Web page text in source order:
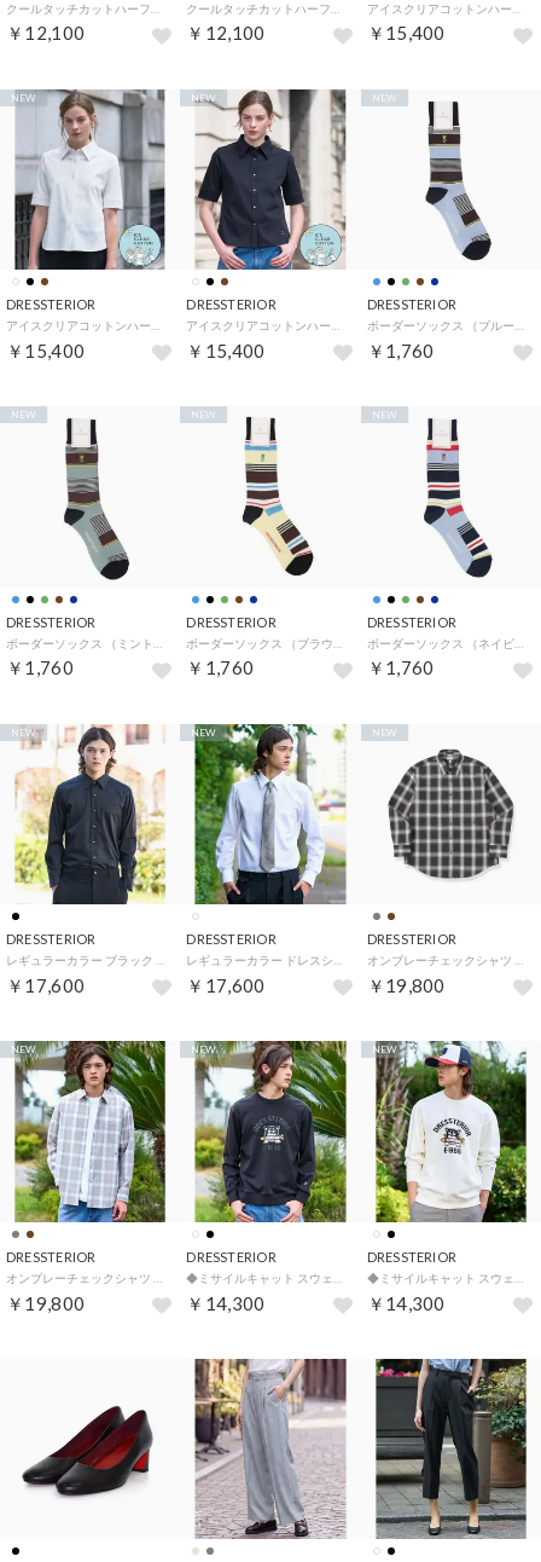
￥12,100 ￥12,100 ￥15,400
DRESSTERIOR
アイスクリアコットンハーフスリーブシャツ （ホワイト(001)）
￥15,400
NEW
DRESSTERIOR
アイスクリアコットンハーフスリーブシャツ （ブラック(019)）
￥15,400
NEW
DRESSTERIOR
ボーダーソックス （ブルー(392)）
￥1,760
NEW
DRESSTERIOR
￥1,760
NEW
DRESSTERIOR
￥1,760
NEW
DRESSTERIOR
ボーダーソックス （ネイビー(394)）
￥1,760
NEW
DRESSTERIOR
レギュラーカラー ブラック ドレスシャツ （ブラック(019)）
￥17,600
NEW
DRESSTERIOR
レギュラーカラー ドレスシャツ （ホワイト(001)）
￥17,600
NEW
DRESSTERIOR
オンブレーチェックシャツ （ブラウン(244)）
￥19,800
NEW
DRESSTERIOR
￥19,800
NEW
DRESSTERIOR
￥14,300
NEW
DRESSTERIOR
￥14,300
NEW